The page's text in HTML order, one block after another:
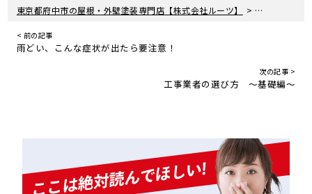
東京都府中市の屋根・外壁塗装専門店【株式会社ルーツ】 > 新着情報
< 前の記事
雨どい、こんな症状が出たら要注意！
次の記事 >
工事業者の選び方 ～基礎編～